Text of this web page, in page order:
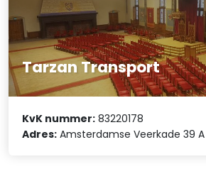
Tarzan Transport
KvK nummer: 83220178
Adres: Amsterdamse Veerkade 39 A